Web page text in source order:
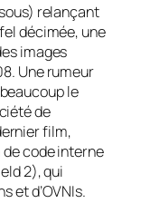
relançant
décimée, une
images
Une rumeur
le
de
film,
de code interne
2), qui
et d’OVNIs.